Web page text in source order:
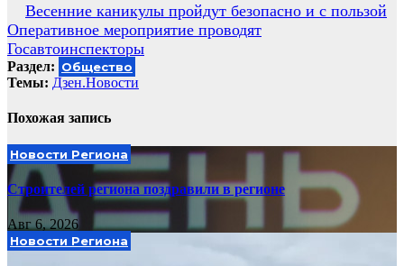
Навигация
по
записям
Весенние каникулы пройдут безопасно и с пользой
Оперативное мероприятие проводят
Госавтоинспекторы
Раздел: Общество
Темы: Дзен.Новости
Похожая запись
Новости Региона
Строителей региона поздравили в регионе
Авг 6, 2026
Новости Региона